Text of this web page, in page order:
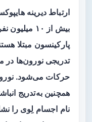
ارتباط دیرینه
بیش از ۱۰
پارکینسون مبتلا
تدریجی نورون‌ها در
حرکات می‌شود.
همچنین به‌تدریج
نام اجسام لِوی را